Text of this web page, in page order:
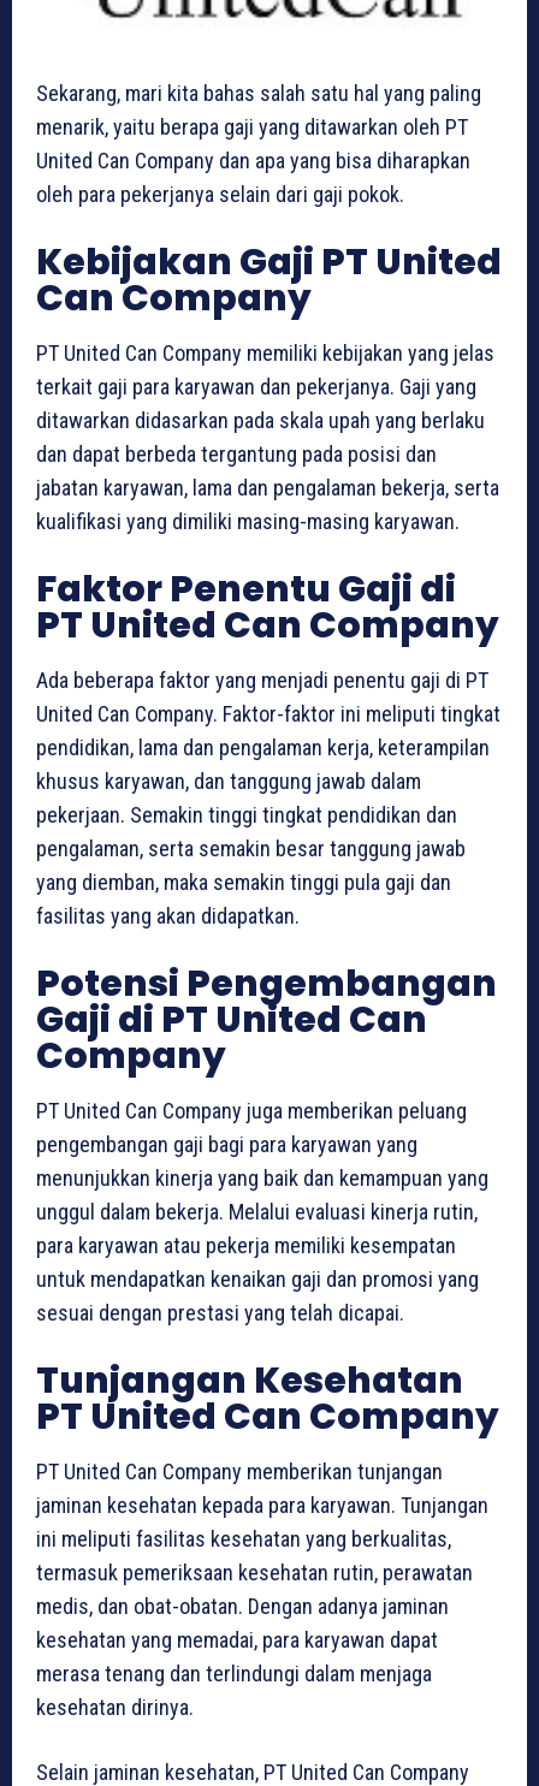
Sekarang, mari kita bahas salah satu hal yang paling
menarik, yaitu berapa gaji yang ditawarkan oleh PT
United Can Company dan apa yang bisa diharapkan
oleh para pekerjanya selain dari gaji pokok.
Kebijakan Gaji PT United
Can Company
PT United Can Company memiliki kebijakan yang jelas
terkait gaji para karyawan dan pekerjanya. Gaji yang
ditawarkan didasarkan pada skala upah yang berlaku
dan dapat berbeda tergantung pada posisi dan
jabatan karyawan, lama dan pengalaman bekerja, serta
kualifikasi yang dimiliki masing-masing karyawan.
Faktor Penentu Gaji di
PT United Can Company
Ada beberapa faktor yang menjadi penentu gaji di PT
United Can Company. Faktor-faktor ini meliputi tingkat
pendidikan, lama dan pengalaman kerja, keterampilan
khusus karyawan, dan tanggung jawab dalam
pekerjaan. Semakin tinggi tingkat pendidikan dan
pengalaman, serta semakin besar tanggung jawab
yang diemban, maka semakin tinggi pula gaji dan
fasilitas yang akan didapatkan.
Potensi Pengembangan
Gaji di PT United Can
Company
PT United Can Company juga memberikan peluang
pengembangan gaji bagi para karyawan yang
menunjukkan kinerja yang baik dan kemampuan yang
unggul dalam bekerja. Melalui evaluasi kinerja rutin,
para karyawan atau pekerja memiliki kesempatan
untuk mendapatkan kenaikan gaji dan promosi yang
sesuai dengan prestasi yang telah dicapai.
Tunjangan Kesehatan
PT United Can Company
PT United Can Company memberikan tunjangan
jaminan kesehatan kepada para karyawan. Tunjangan
ini meliputi fasilitas kesehatan yang berkualitas,
termasuk pemeriksaan kesehatan rutin, perawatan
medis, dan obat-obatan. Dengan adanya jaminan
kesehatan yang memadai, para karyawan dapat
merasa tenang dan terlindungi dalam menjaga
kesehatan dirinya.
Selain jaminan kesehatan, PT United Can Company